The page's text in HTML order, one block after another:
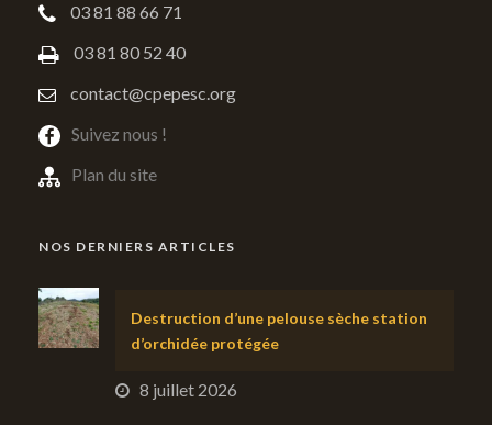
03 81 88 66 71
03 81 80 52 40
contact@cpepesc.org
Suivez nous !
Plan du site
NOS DERNIERS ARTICLES
Destruction d’une pelouse sèche station
d’orchidée protégée
8 juillet 2026